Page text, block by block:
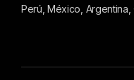
Perú, México, Argentina,